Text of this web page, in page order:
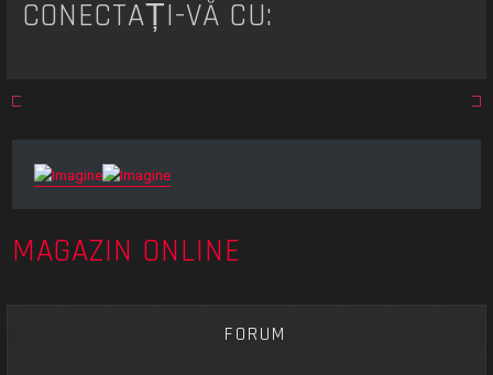
CONECTAȚI-VĂ CU:
MAGAZIN ONLINE
FORUM